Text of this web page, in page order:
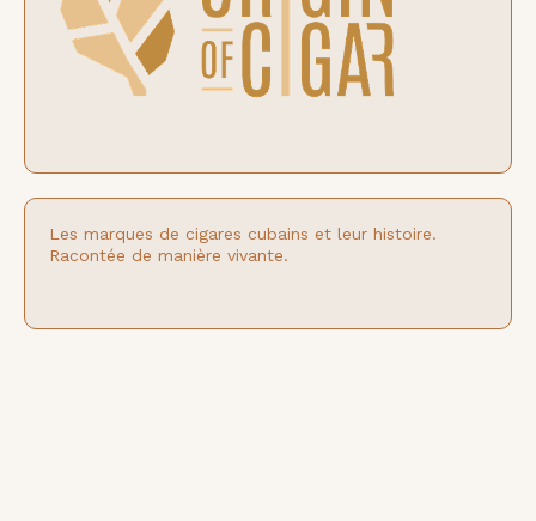
Les marques de cigares cubains et leur histoire.
Racontée de manière vivante.